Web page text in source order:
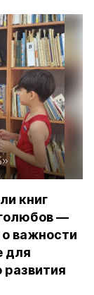
книг
—
важности
для
развития